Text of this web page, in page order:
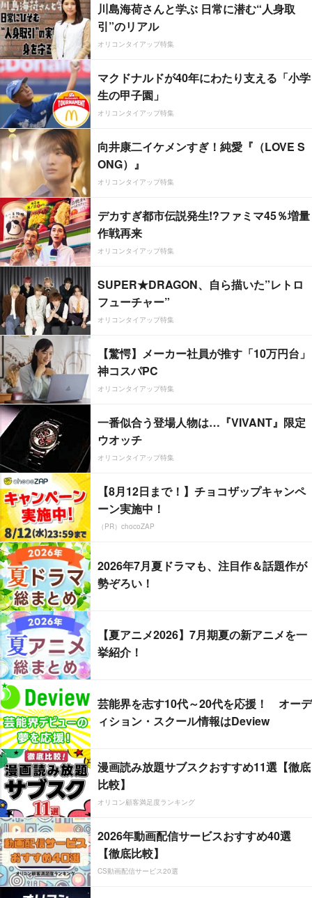
川島海荷さんと学ぶ 日常に潜む“人身取
引”のリアル
オリコンタイアップ特集
マクドナルドが40年にわたり支える「小学
生の甲子園」
オリコンタイアップ特集
向井康二イケメンすぎ！純愛『（LOVE S
ONG）』
オリコンタイアップ特集
デカすぎ都市伝説発生!?ファミマ45％増量
作戦再来
オリコンタイアップ特集
SUPER★DRAGON、自ら描いた”レトロ
フューチャー”
オリコンタイアップ特集
【驚愕】メーカー社員が推す「10万円台」
神コスパPC
オリコンタイアップ特集
一番似合う登場人物は…『VIVANT』限定
ウオッチ
オリコンタイアップ特集
【8月12日まで！】チョコザップキャンペ
ーン実施中！
（PR）chocoZAP
2026年7月夏ドラマも、注目作＆話題作が
勢ぞろい！
【夏アニメ2026】7月期夏の新アニメを一
挙紹介！
芸能界を志す10代～20代を応援！ オーデ
ィション・スクール情報はDeview
漫画読み放題サブスクおすすめ11選【徹底
比較】
オリコン顧客満足度ランキング
2026年動画配信サービスおすすめ40選
【徹底比較】
CS動画配信サービス20選